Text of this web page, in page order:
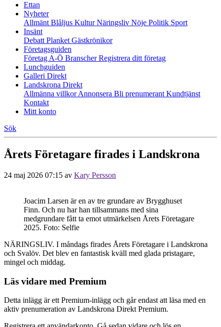
Ettan
Nyheter
Allmänt Blåljus KulturNäringsliv Nöje Politik Sport
Insänt
Debatt Planket Gästkrönikor
Företagsguiden
Företag A-Ö BranscherRegistrera ditt företag
Lunchguiden
Galleri Direkt
Landskrona Direkt
Allmänna villkorAnnonsera Bli prenumerant Kundtjänst
Kontakt
Mitt konto
Sök
Årets Företagare firades i Landskrona
24 maj 2026 07:15 av Kary Persson
Joacim Larsen är en av tre grundare av Brygghuset
Finn. Och nu har han tillsammans med sina
medgrundare fått ta emot utmärkelsen Årets Företagare
2025. Foto: Selfie
NÄRINGSLIV. I måndags firades Årets Företagare i Landskrona
och Svalöv. Det blev en fantastisk kväll med glada pristagare,
mingel och middag.
Läs vidare med Premium
Detta inlägg är ett Premium-inlägg och går endast att läsa med en
aktiv prenumeration av Landskrona Direkt Premium.